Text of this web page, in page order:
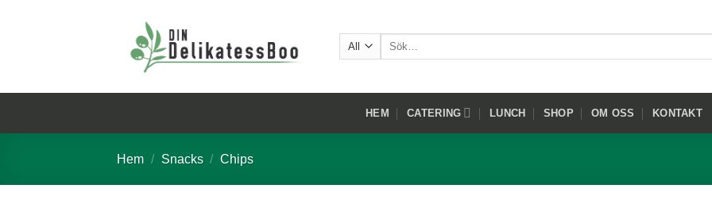
Sök
HEM CATERING LUNCH SHOP OM OSS KONTAKT
Hem / Snacks / Chips